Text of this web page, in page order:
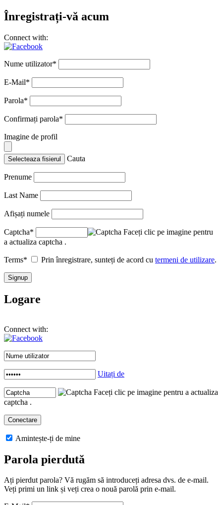
Înregistrați-vă acum
Connect with:
Nume utilizator*
E-Mail*
Parola*
Confirmați parola*
Imagine de profil
Selecteaza fisierul Cauta
Prenume
Last Name
Afișați numele
Captcha*
Faceți clic pe imagine pentru
a actualiza captcha .
Terms* Prin înregistrare, sunteți de acord cu termeni de utilizare.
Logare
Connect with:
Uitați de
Faceți clic pe imagine pentru a actualiza
captcha .
Amintește-ți de mine
Parola pierdută
Ați pierdut parola? Vă rugăm să introduceți adresa dvs. de e-mail.
Veți primi un link și veți crea o nouă parolă prin e-mail.